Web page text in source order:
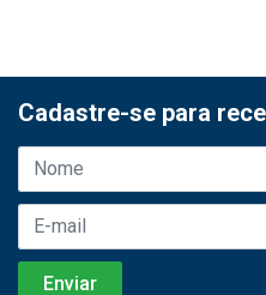
Cadastre-se para